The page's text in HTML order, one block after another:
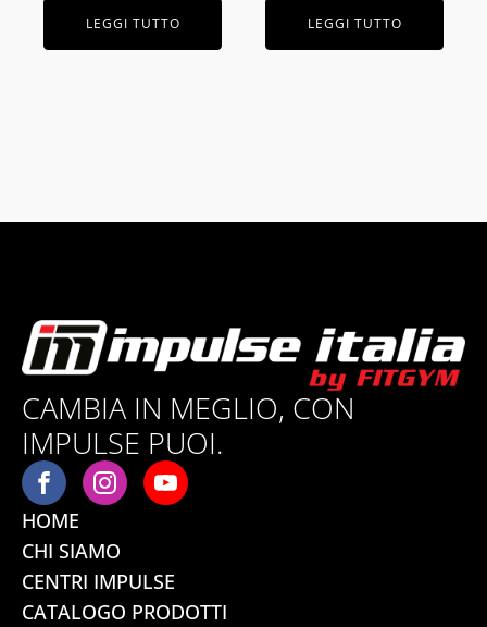
LEGGI TUTTO LEGGI TUTTO
CAMBIA IN MEGLIO, CON
IMPULSE PUOI.
HOME
CHI SIAMO
CENTRI IMPULSE
CATALOGO PRODOTTI